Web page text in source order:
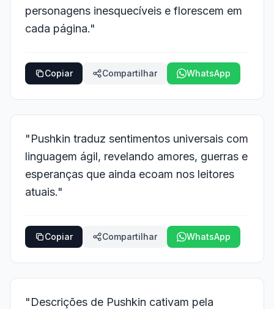
personagens inesquecíveis e florescem em
cada página."
Copiar Compartilhar WhatsApp
"Pushkin traduz sentimentos universais com
linguagem ágil, revelando amores, guerras e
esperanças que ainda ecoam nos leitores
atuais."
Copiar Compartilhar WhatsApp
"Descrições de Pushkin cativam pela